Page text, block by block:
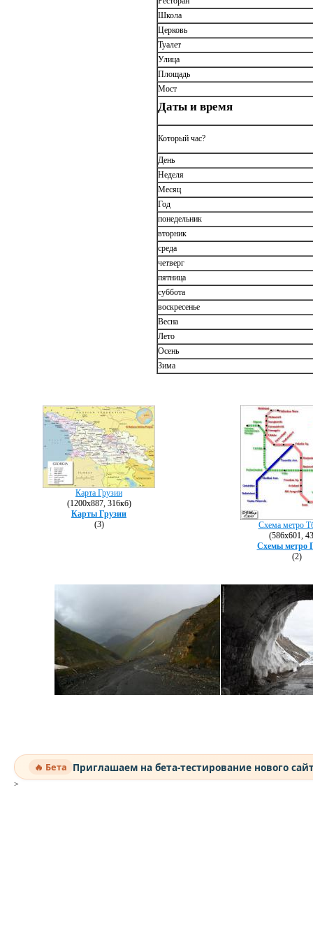
Школа
Церковь
Туалет
Улица
Площадь
Мост
Даты и время
Который час?
День
Неделя
Месяц
Год
понедельник
вторник
среда
четверг
пятница
суббота
воскресенье
Весна
Лето
Осень
Зима
Карта Грузии
(1200х887, 316кб)
Карты Грузии
(3)
Схема метро
(586х601,
Схемы метро
(2)
🔥 Бета Приглашаем на бета-тестирование нового
>